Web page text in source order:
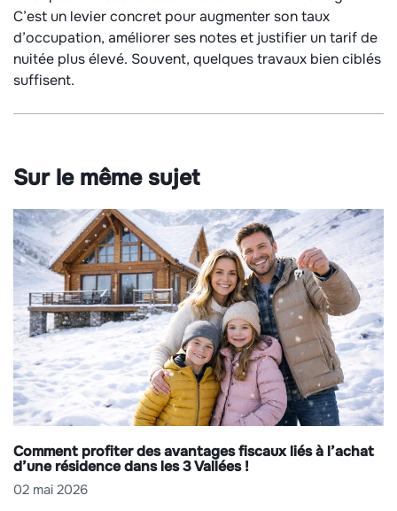
C’est un levier concret pour augmenter son taux
d’occupation, améliorer ses notes et justifier un tarif de
nuitée plus élevé. Souvent, quelques travaux bien ciblés
suffisent.
Sur le même sujet
Comment profiter des avantages fiscaux liés à l’achat
d’une résidence dans les 3 Vallées !
02 mai 2026